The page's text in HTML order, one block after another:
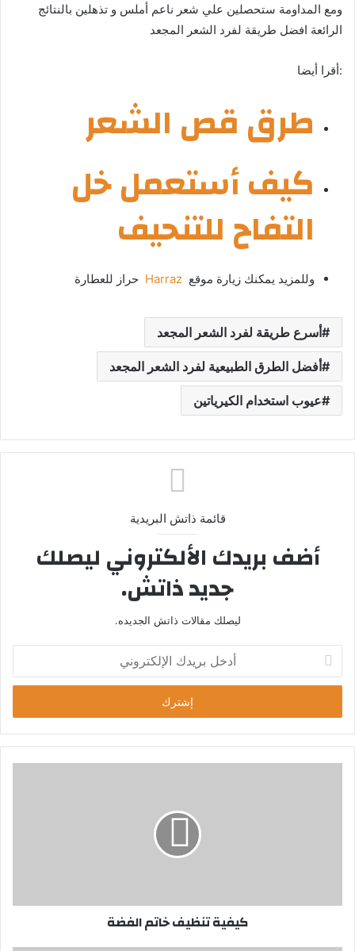
ومع المداومة ستحصلين علي شعر ناعم أملس و تذهلين بالنتائج
الرائعة افضل طريقة لفرد الشعر المجعد
:أقرا أيضا
طرق قص الشعر
كيف أستعمل خل
التفاح للتنحيف
وللمزيد يمكنك زيارة موقع Harraz حراز للعطارة
أسرع طريقة لفرد الشعر المجعد
أفضل الطرق الطبيعية لفرد الشعر المجعد
عيوب استخدام الكيرياتين
قائمة ذاتش البريدية
أضف بريدك الألكتروني ليصلك
جديد ذاتش.
ليصلك مقالات ذاتش الجديده.
خ
ب
ر
كيفية تنظيف خاتم الفضة